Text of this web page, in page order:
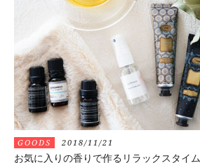
GOODS 2018/11/21
お気に入りの香りで作るリラックスタイム